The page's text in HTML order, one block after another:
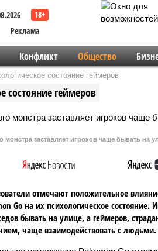
Реклама
Конфликт Общество
состояние геймеров
состояние геймеров
заставляет игроков чаще бывать на
отмечают положительное
Gо на их психологическое состояние.
бывать на улице, а геймеров,
чаще взаимодействовать с людьми.